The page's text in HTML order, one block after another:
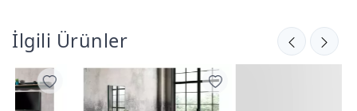
İlgili Ürünler